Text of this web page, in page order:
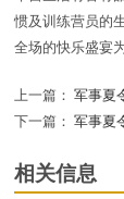
惯及训练营员的
全场的快乐盛宴
上一篇： 军事夏
下一篇： 军事夏
相关信息